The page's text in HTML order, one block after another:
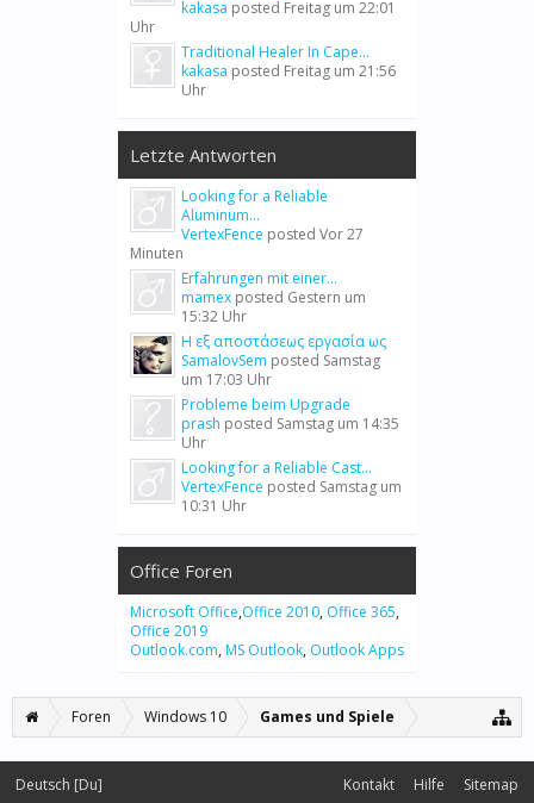
kakasa posted Freitag um 22:01
Uhr
Traditional Healer In Cape...
kakasa posted Freitag um 21:56
Uhr
Letzte Antworten
Looking for a Reliable
Aluminum...
VertexFence posted Vor 27
Minuten
Erfahrungen mit einer...
mamex posted Gestern um
15:32 Uhr
Η εξ αποστάσεως εργασία ως
SamalovSem posted Samstag
um 17:03 Uhr
Probleme beim Upgrade
prash posted Samstag um 14:35
Uhr
Looking for a Reliable Cast...
VertexFence posted Samstag um
10:31 Uhr
Office Foren
Microsoft Office,Office 2010, Office 365,
Office 2019
Outlook.com, MS Outlook, Outlook Apps
Foren Windows 10 Games und Spiele
Deutsch [Du] Kontakt Hilfe Sitemap